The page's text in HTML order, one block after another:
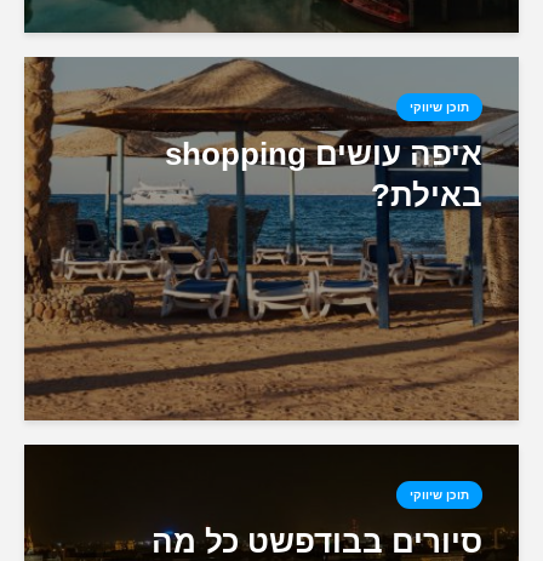
תוכן שיווקי
איפה עושים shopping
באילת?
תוכן שיווקי
סיורים בבודפשט כל מה